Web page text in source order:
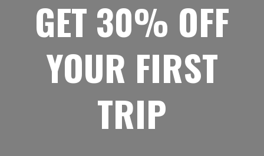
GET 30% OFF
YOUR FIRST
TRIP